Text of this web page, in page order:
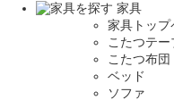
家具
家具トップ
こたつテー
こたつ布団
ベッド
ソファ